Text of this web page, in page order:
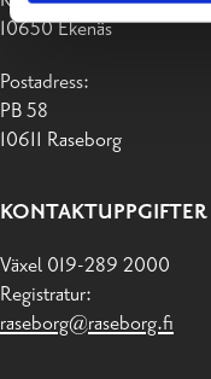
10650 Ekenäs
Postadress:
PB 58
10611 Raseborg
KONTAKTUPPGIFTER
Växel 019-289 2000
Registratur:
raseborg@raseborg.fi